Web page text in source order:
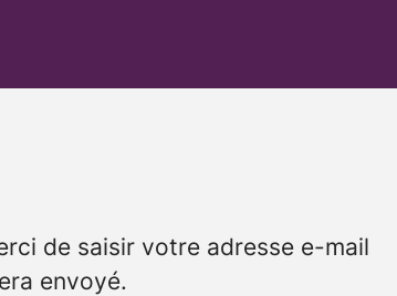
de saisir votre adresse e-mail
envoyé.